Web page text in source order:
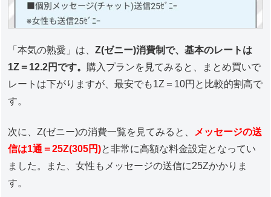
「本気の熟愛」は、Z(ゼニー)消費制で、基本のレートは
1Z＝12.2円です。購入プランを見てみると、まとめ買いで
レートは下がりますが、最安でも1Z＝10円と比較的割高で
す。
次に、Z(ゼニー)の消費一覧を見てみると、
メッセージの送
信は1通＝25Z(305円)と非常に高額な料金設定となってい
ました。また、女性もメッセージの送信に25Zかかりま
す。